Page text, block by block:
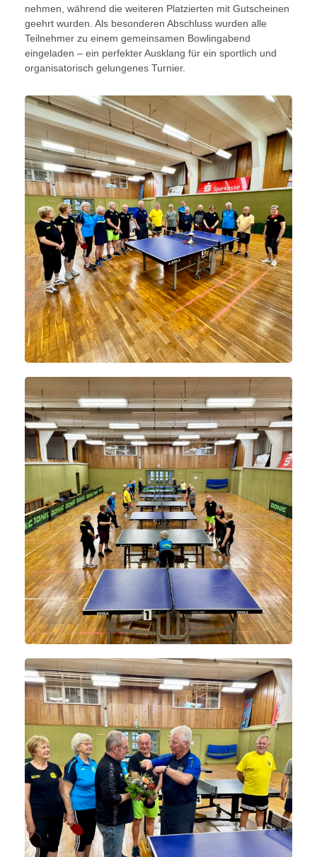
nehmen, während die weiteren Platzierten mit Gutscheinen
geehrt wurden. Als besonderen Abschluss wurden alle
Teilnehmer zu einem gemeinsamen Bowlingabend
eingeladen – ein perfekter Ausklang für ein sportlich und
organisatorisch gelungenes Turnier.